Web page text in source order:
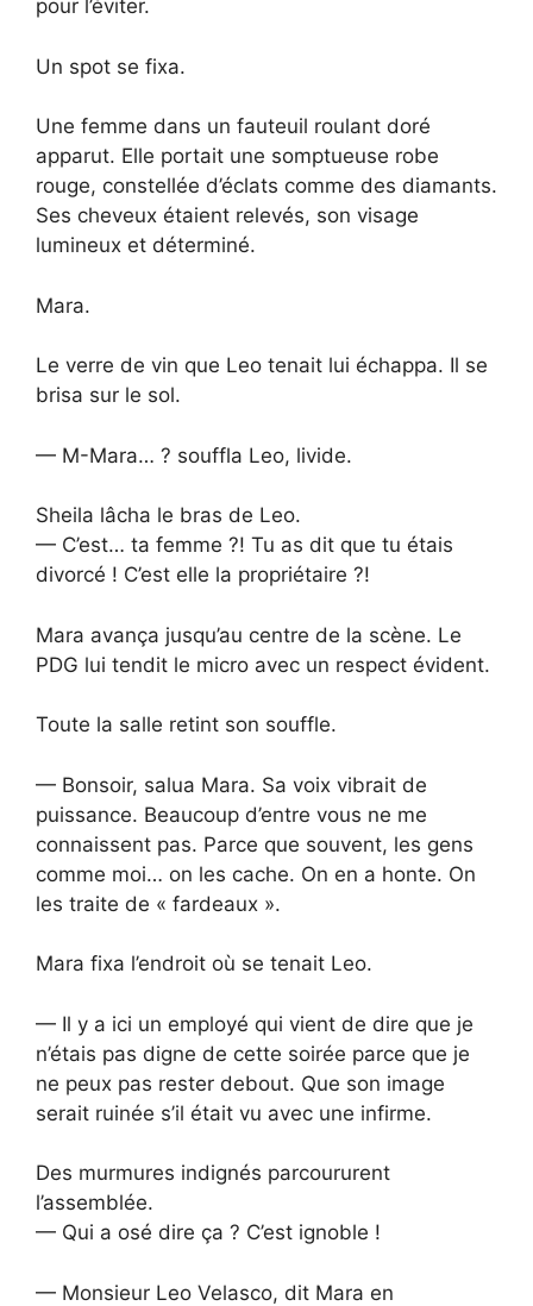
pour l’éviter.
Un spot se fixa.
Une femme dans un fauteuil roulant doré
apparut. Elle portait une somptueuse robe
rouge, constellée d’éclats comme des diamants.
Ses cheveux étaient relevés, son visage
lumineux et déterminé.
Mara.
Le verre de vin que Leo tenait lui échappa. Il se
brisa sur le sol.
— M-Mara… ? souffla Leo, livide.
Sheila lâcha le bras de Leo.
— C’est… ta femme ?! Tu as dit que tu étais
divorcé ! C’est elle la propriétaire ?!
Mara avança jusqu’au centre de la scène. Le
PDG lui tendit le micro avec un respect évident.
Toute la salle retint son souffle.
— Bonsoir, salua Mara. Sa voix vibrait de
puissance. Beaucoup d’entre vous ne me
connaissent pas. Parce que souvent, les gens
comme moi… on les cache. On en a honte. On
les traite de « fardeaux ».
Mara fixa l’endroit où se tenait Leo.
— Il y a ici un employé qui vient de dire que je
n’étais pas digne de cette soirée parce que je
ne peux pas rester debout. Que son image
serait ruinée s’il était vu avec une infirme.
Des murmures indignés parcoururent
l’assemblée.
— Qui a osé dire ça ? C’est ignoble !
— Monsieur Leo Velasco, dit Mara en